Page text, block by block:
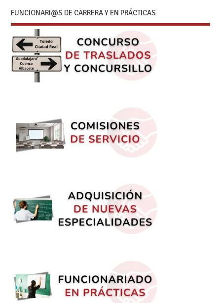
FUNCIONARI@S DE CARRERA Y EN PRÁCTICAS